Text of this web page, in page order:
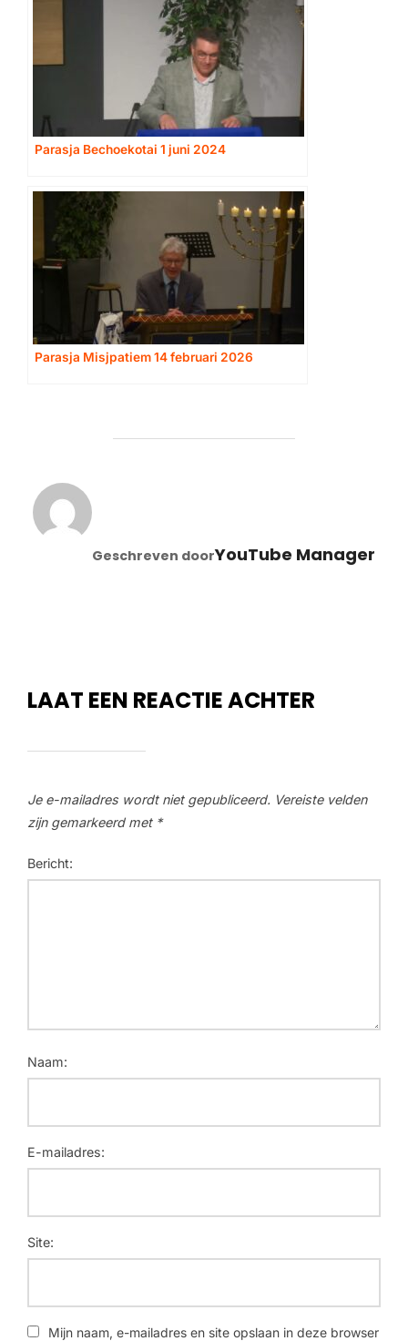
Parasja Bechoekotai 1 juni 2024
Parasja Misjpatiem 14 februari 2026
Geschreven doorYouTube Manager
LAAT EEN REACTIE ACHTER
Je e-mailadres wordt niet gepubliceerd. Vereiste velden
zijn gemarkeerd met *
Bericht:
Naam:
E-mailadres:
Site:
Mijn naam, e-mailadres en site opslaan in deze browser